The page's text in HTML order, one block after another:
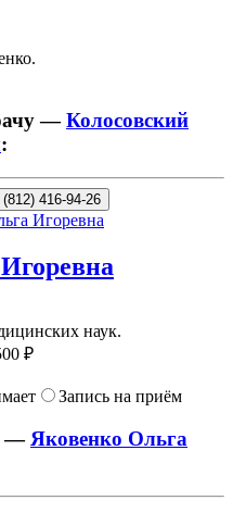
.
—Колосовский
:
416-94-26
наук.
₽
Запись на приём
— Яковенко Ольга